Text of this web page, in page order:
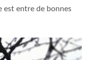
est entre de bonnes